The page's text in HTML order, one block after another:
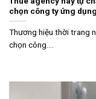
chọn công ty ứng
Thương hiệu thời trang
chọn công....